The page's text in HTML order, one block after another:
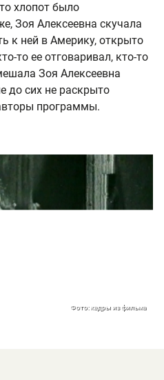
хлопот было
Зоя Алексеевна скучала
к ней в Америку, открыто
то ее отговаривал, кто-то
Зоя Алексеевна
до сих не раскрыто
программы.
Фото: кадры из фильма